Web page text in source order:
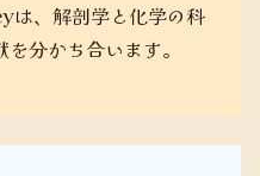
、解剖学と化学の科
分かち合います。